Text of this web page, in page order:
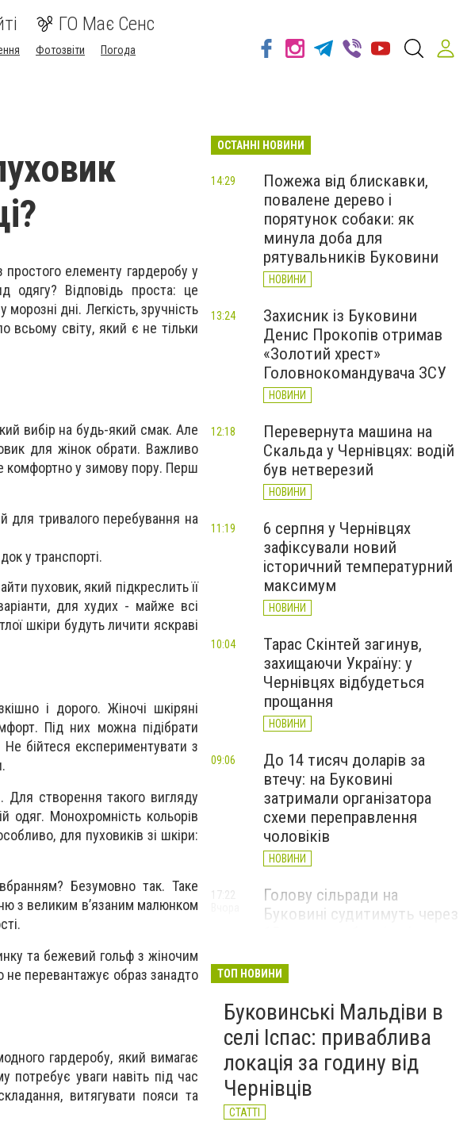
ГО Має Сенс
Фотозвіти
Погода
простого елементу гардеробу у
одягу? Відповідь проста: це
дні. Легкість, зручність
всьому світу, який є не тільки
вибір на будь-який смак. Але
для жінок обрати. Важливо
комфортно у зимову пору. Перш
для тривалого перебування на
у транспорті.
пуховик, який підкреслить її
для худих - майже всі
шкіри будуть личити яскраві
і дорого. Жіночі шкіряні
Під них можна підібрати
Не бійтеся експериментувати з
Для створення такого вигляду
Монохромність кольорів
для пуховиків зі шкіри:
Безумовно так. Таке
з великим в’язаним малюнком
та бежевий гольф з жіночим
не перевантажує образ занадто
гардеробу, який вимагає
потребує уваги навіть під час
витягувати пояси та
ОСТАННІ НОВИНИ
Пожежа від блискавки,
повалене дерево і
порятунок собаки: як
минула доба для
рятувальників Буковини
НОВИНИ
14:29
Захисник із Буковини
Денис Прокопів отримав
«Золотий хрест»
Головнокомандувача ЗСУ
НОВИНИ
13:24
Перевернута машина на
Скальда у Чернівцях: водій
був нетверезий
НОВИНИ
12:18
6 серпня у Чернівцях
зафіксували новий
історичний температурний
максимум
НОВИНИ
11:19
Тарас Скінтей загинув,
захищаючи Україну: у
Чернівцях відбудеться
прощання
НОВИНИ
10:04
До 14 тисяч доларів за
втечу: на Буковині
затримали організатора
схеми переправлення
чоловіків
НОВИНИ
09:06
Голову сільради на
Буковині судитимуть через
школярів
17:22
Чернівецька поліція
відреагувала на інцидент у
автобусі: водій вибачився
(ВІДЕО)
Вчора
ТОП НОВИНИ
Буковинські Мальдіви в
селі Іспас: приваблива
локація за годину від
Чернівців
СТАТТІ